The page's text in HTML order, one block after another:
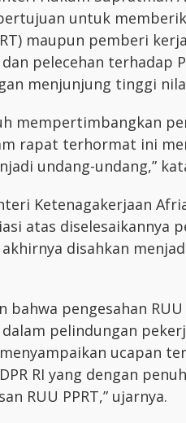
untuk
maupun pemberi
pelecehan terhadap
menjunjung tinggi
mempertimbangkan
rapat terhormat ini
undang-undang,”
Ketenagakerjaan
atas diselesaikannya
disahkan
bahwa pengesahan
pelindungan
ucapan
RI yang dengan
RUU PPRT,” ujarnya.